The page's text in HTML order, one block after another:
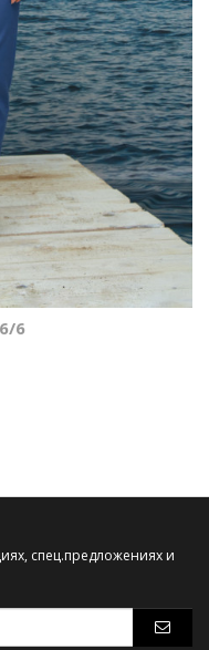
6
спец.предложениях и